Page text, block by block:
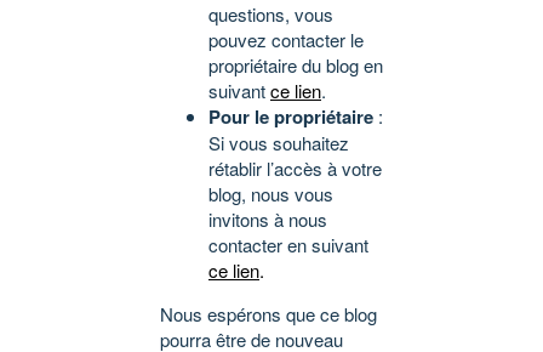
questions, vous
pouvez contacter le
propriétaire du blog en
suivantce lien.
Pour le propriétaire :
Si vous souhaitez
rétablir l’accès à votre
blog, nous vous
invitons à nous
contacter en suivant
ce lien.
Nous espérons que ce blog
pourra être de nouveau